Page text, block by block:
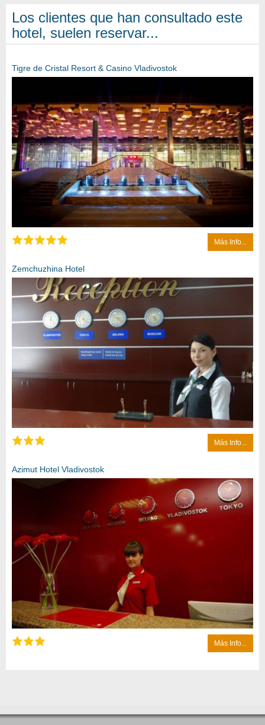
Los clientes que han consultado este
hotel, suelen reservar...
Tigre de Cristal Resort & Casino Vladivostok
Más Info...
Zemchuzhina Hotel
Más Info...
Azimut Hotel Vladivostok
Más Info...